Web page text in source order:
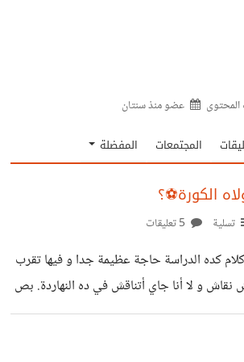
عضو منذسنتان
المجتمعات المفضلة
الكورة⚽؟
تسلية
كده الدراسة حاجة عظيمة جدا و فيها تقرب
لله و ده مفيهوش نقاش و لا أنا جاي أتناقش في ده النهاردة. بص
راجع مع أصحابك من على القهوة و متكيف